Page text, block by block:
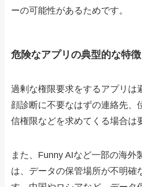
ーの可能性があるためです。
危険なアプリの典型的な特徴
過剰な権限要求をするアプリは
顔診断に不要なはずの連絡先、
信権限などを求めてくる場合は
また、Funny AIなど一部の海外
は、データの保管場所が不明確